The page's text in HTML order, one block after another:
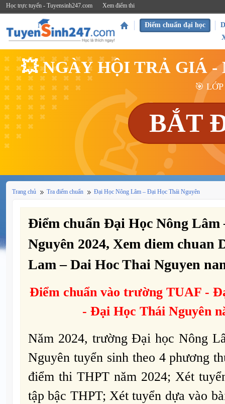
Học trực tuyến - Tuyensinh247.com Xem điểm thi
Điểm chuẩn đại học
💥 NGÀY HỘI TRẢ GIÁ -
🎯
BẮT
Trang chủ Tra điểm chuẩn Đại Học Nông Lâm – Đại Học Thái Nguyên
Điểm chuẩn Đại Học Nông
Nguyên 2024, Xem diem chuan
Lam – Dai Hoc Thai Nguyen
Điểm chuẩn vào trường TUAF -
- Đại Học Thái Nguyên
Năm 2024, trường Đại học Nông
Nguyên tuyển sinh theo 4 phương
điểm thi THPT năm 2024; Xét
tập bậc THPT; Xét tuyển dựa vào